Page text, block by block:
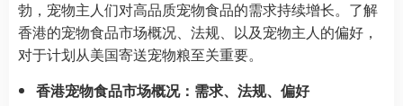
勃，宠物主人们对高品质宠物食品的需求持续增长。了解
香港的宠物食品市场概况、法规、以及宠物主人的偏好，
对于计划从美国寄送宠物粮至关重要。
香港宠物食品市场概况：需求、法规、偏好